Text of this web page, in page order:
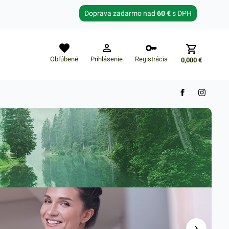
Doprava zadarmo nad 60 €s DPH
Obľúbené Prihlásenie Registrácia 0,000€
Zabudnuté heslo?